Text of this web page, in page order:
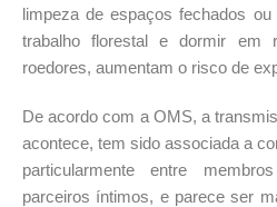
limpeza de espaços fechados
trabalho florestal e dormir em
roedores, aumentam o risco de
De acordo com a OMS, a
acontece, tem sido associada a
particularmente entre
parceiros íntimos, e parece ser